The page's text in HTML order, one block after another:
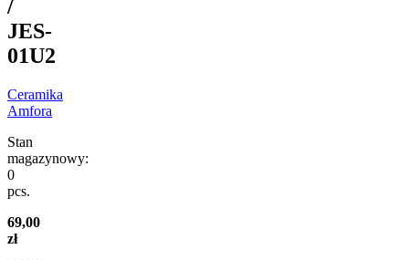
/
JES-
01U2
Ceramika
Amfora
Stan
magazynowy:
0
pcs.
69,00
zł